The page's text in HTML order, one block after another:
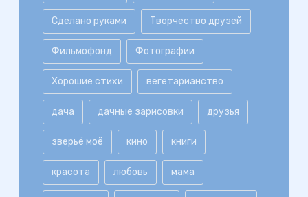
Сделано руками Творчество друзей
Фильмофонд Фотографии
Хорошие стихи вегетарианство
дача дачные зарисовки друзья
зверьё моё кино книги
красота любовь мама